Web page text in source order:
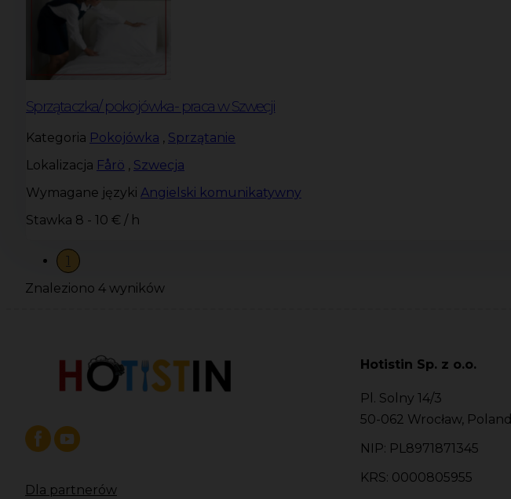
Sprzątaczka/ pokojówka- praca w Szwecji
Kategoria Pokojówka , Sprzątanie
Lokalizacja Fårö , Szwecja
Wymagane języki Angielski komunikatywny
Stawka 8 - 10 € / h
1
Znaleziono 4 wyników
Dla partnerów
Hotistin Sp. z o.o.
Pl. Solny 14/3
50-062 Wrocław, Poland
NIP: PL8971871345
KRS: 0000805955